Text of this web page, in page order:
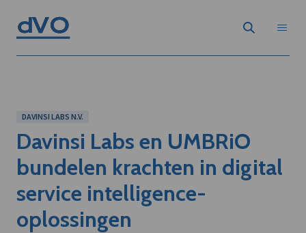
DAVINSI LABS N.V.
Davinsi Labs en UMBRiO
bundelen krachten in digital
service intelligence-
oplossingen